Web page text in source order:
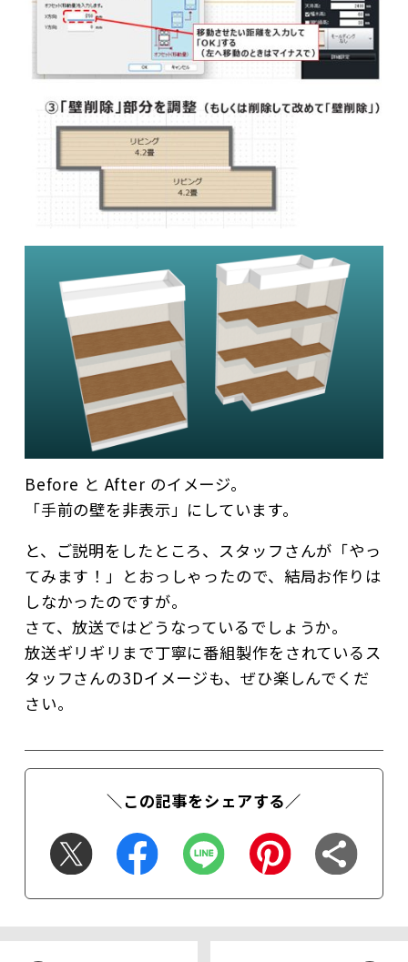
Before と After のイメージ。
「手前の壁を非表示」にしています。
と、ご説明をしたところ、スタッフさんが「やっ
てみます！」とおっしゃったので、結局お作りは
しなかったのですが。
さて、放送ではどうなっているでしょうか。
放送ギリギリまで丁寧に番組製作をされているス
タッフさんの3Dイメージも、ぜひ楽しんでくだ
さい。
＼この記事をシェアする／